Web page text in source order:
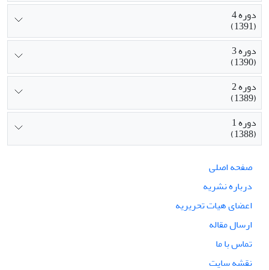
دوره 4
(1391)
دوره 3
(1390)
دوره 2
(1389)
دوره 1
(1388)
صفحه اصلی
درباره نشریه
اعضای هیات تحریریه
ارسال مقاله
تماس با ما
نقشه سایت